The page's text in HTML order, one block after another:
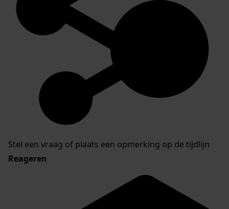
Stel een vraag of plaats een opmerking op de tijdlijn
Reageren